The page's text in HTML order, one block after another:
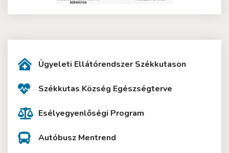
Ügyeleti Ellátórendszer Székkutason
Székkutas Község Egészségterve
Esélyegyenlőségi Program
Autóbusz Mentrend